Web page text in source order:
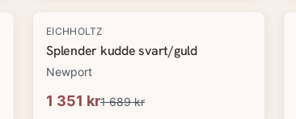
-20%
EICHHOLTZ
Splender kudde svart/guld
Newport
1 351 kr1 689 kr